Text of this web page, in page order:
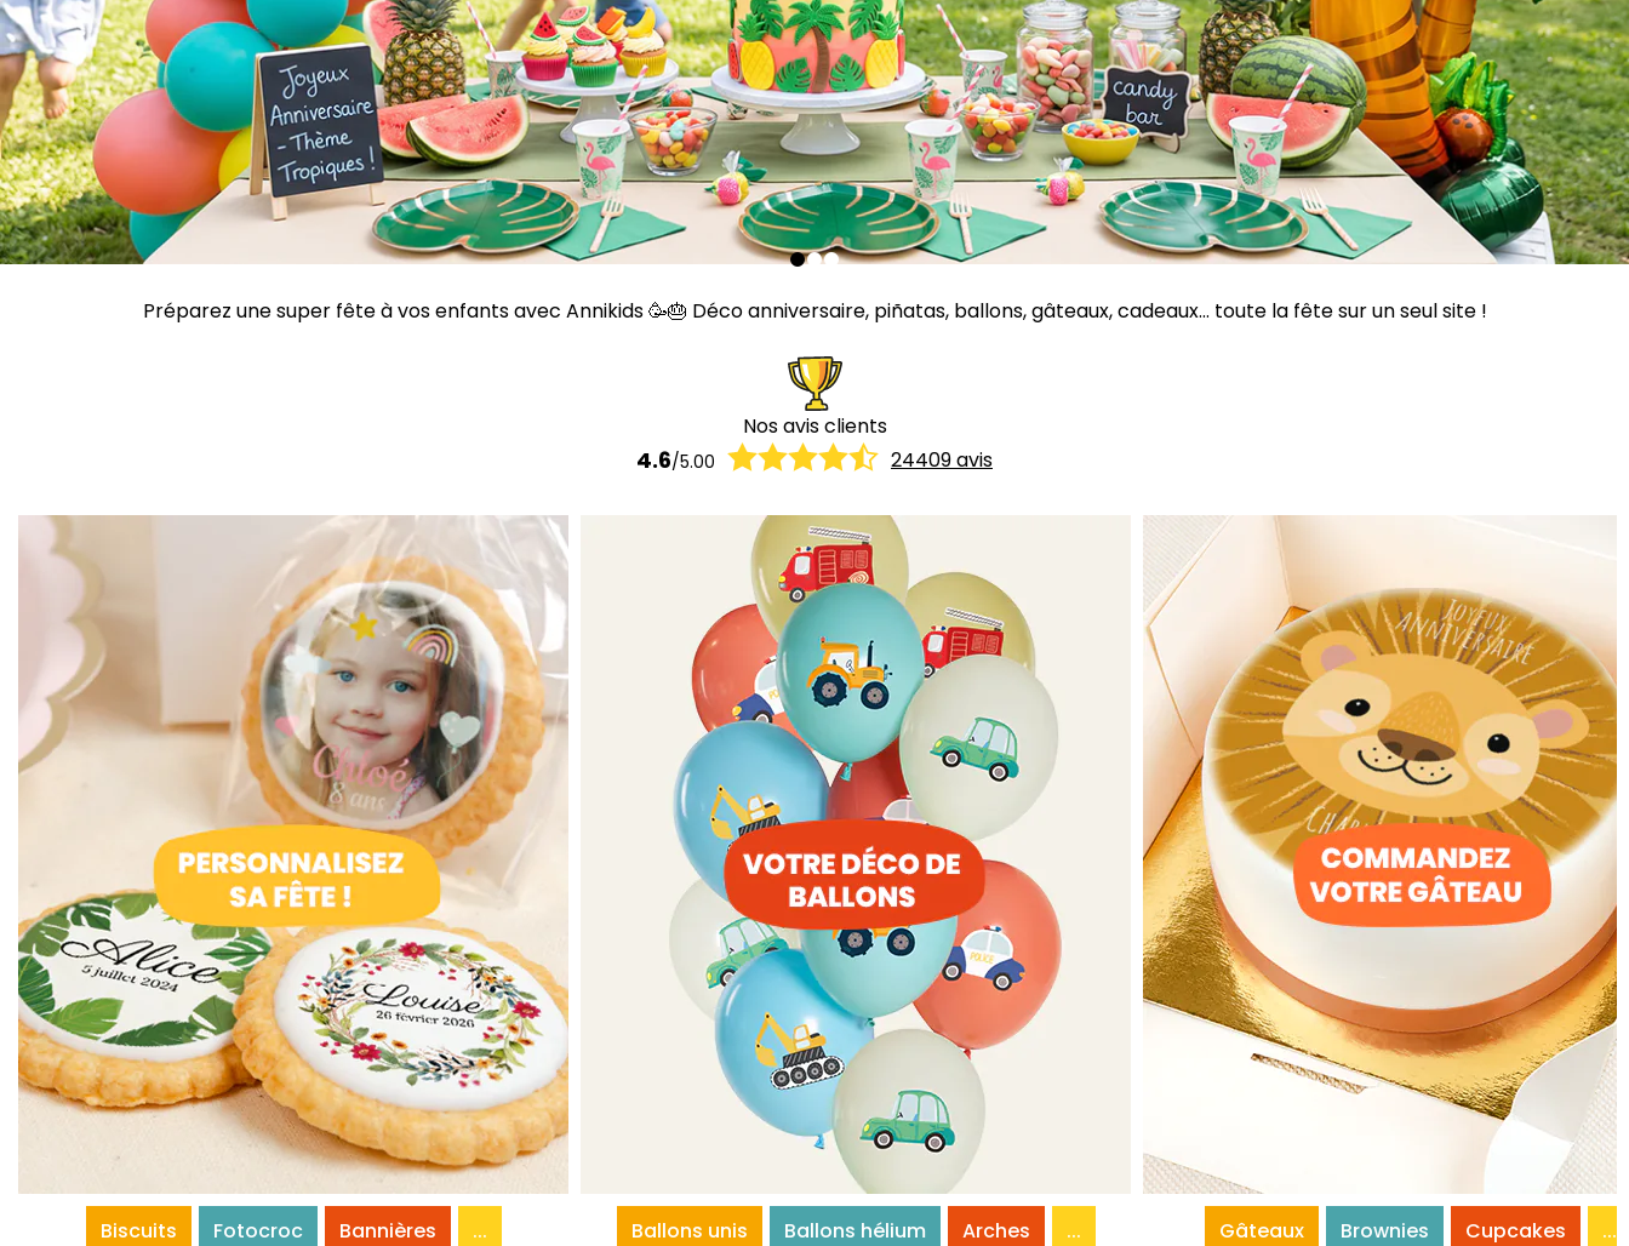
Préparez une super fête à vos enfants avec Annikids 🥳🎂 Déco anniversaire, piñatas, ballons, gâteaux, cadeaux... toute la fête sur un seul site !
Nos avis clients
4.6/5.00 24409avis
Biscuits Fotocroc Bannières ... Ballons unis Ballons hélium Arches ... Gâteaux Brownies Cupcakes ...